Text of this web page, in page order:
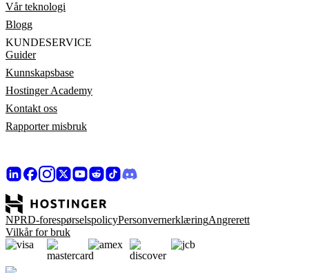
Vår teknologi
Blogg
KUNDESERVICE
Guider
Kunnskapsbase
Hostinger Academy
Kontakt oss
Rapporter misbruk
NPRD-forespørselspolicyPersonvernerklæringAngrerett
Vilkår for bruk